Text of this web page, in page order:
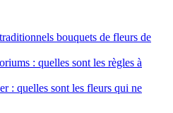
bouquets de fleurs de
: quelles sont les règles à
: quelles sont les fleurs qui ne